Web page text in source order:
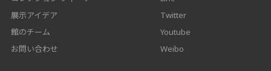
展示アイデア
館のチーム
お問い合わせ
Twitter
Youtube
Weibo